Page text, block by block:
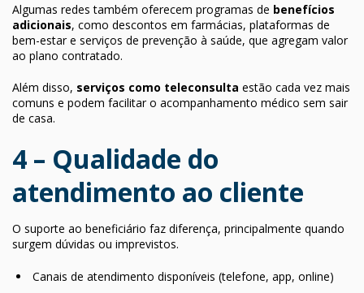
Algumas redes também oferecem programas de benefícios
adicionais, como descontos em farmácias, plataformas de
bem-estar e serviços de prevenção à saúde, que agregam valor
ao plano contratado.
Além disso, serviços como teleconsulta estão cada vez mais
comuns e podem facilitar o acompanhamento médico sem sair
de casa.
4 – Qualidade do
atendimento ao cliente
O suporte ao beneficiário faz diferença, principalmente quando
surgem dúvidas ou imprevistos.
Canais de atendimento disponíveis (telefone, app, online)